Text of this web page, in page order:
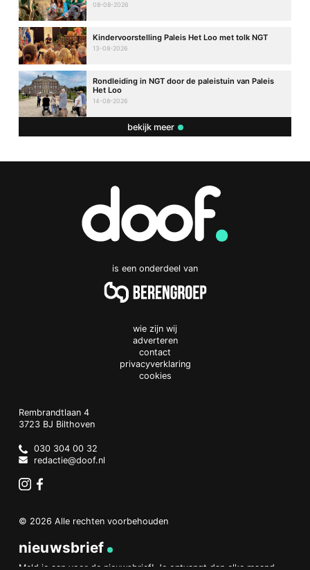
08-08-2026
Kindervoorstelling Paleis Het Loo met tolk NGT
13-08-2026
Rondleiding in NGT door de paleistuin van Paleis
Het Loo
14-08-2026
bekijk meer
is een onderdeel van
wie zijn wij
adverteren
contact
privacyverklaring
cookies
Doof.nl
work
Rembrandtlaan 4
3723 BJ Bilthoven
Netherlands
030 304 00 32
redactie@doof.nl
© 2026 Alle rechten voorbehouden
nieuwsbrief
Meld je aan voor de nieuwsbrief! Je ontvangt dan elke maand